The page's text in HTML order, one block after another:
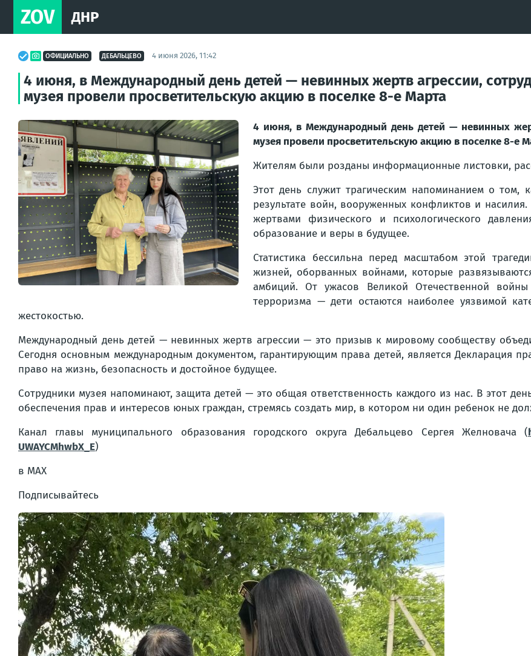
ZOV ДНР
ОФИЦИАЛЬНО ДЕБАЛЬЦЕВО 4 июня 2026, 11:42
4 июня, в Международный день детей — невинных жертв агрессии,
музея провели просветительскую акцию в поселке 8-е Марта
4 июня, в Международный день детей — невинных
музея провели просветительскую акцию в поселке 8-е
Жителям были розданы информационные листовки,
Этот день служит трагическим напоминанием о том,
результате войн, вооруженных конфликтов и
жертвами физического и психологического
образование и веры в будущее.
Статистика бессильна перед масштабом этой
жизней, оборванных войнами, которые
амбиций. От ужасов Великой Отечественной
терроризма — дети остаются наиболее уязвимой
жестокостью.
Международный день детей — невинных жертв агрессии — это призыв к мировому сообществу
Сегодня основным международным документом, гарантирующим права детей, является Декларация
право на жизнь, безопасность и достойное будущее.
Сотрудники музея напоминают, защита детей — это общая ответственность каждого из нас. В этот
обеспечения прав и интересов юных граждан, стремясь создать мир, в котором ни один ребенок не
Канал главы муниципального образования городского округа Дебальцево Сергея Желновача (
UWAYCMhwbX_E)
в MAX
Подписывайтесь